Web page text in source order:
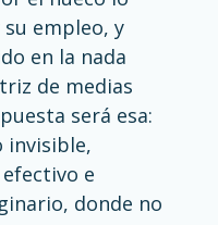
su empleo, y
en la nada
de medias
será esa:
invisible,
e
donde no